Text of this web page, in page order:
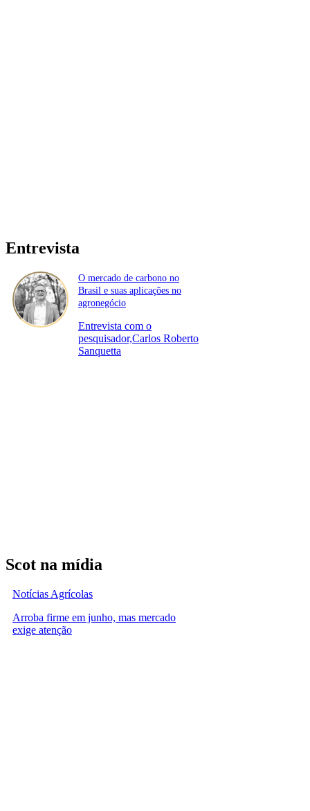
Entrevista
O mercado de carbono no
Brasil e suas aplicações no
agronegócio
Entrevista com o
pesquisador,Carlos Roberto
Sanquetta
Scot na mídia
Notícias Agrícolas
Arroba firme em junho, mas mercado
exige atenção